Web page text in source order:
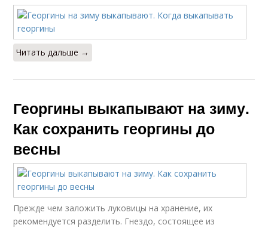
Читать дальше →
Георгины выкапывают на зиму.
Как сохранить георгины до
весны
Прежде чем заложить луковицы на хранение, их
рекомендуется разделить. Гнездо, состоящее из